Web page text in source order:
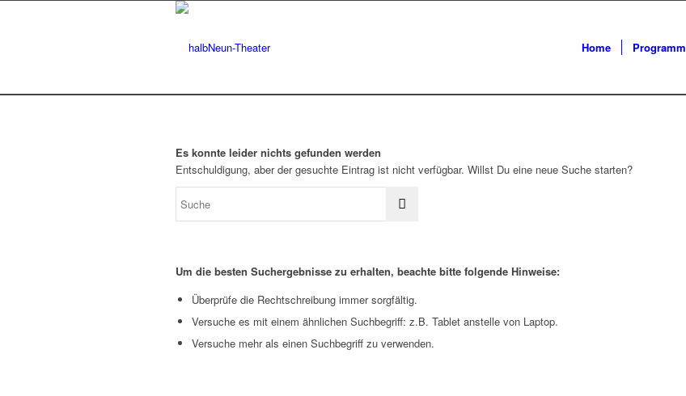
Home Programm
Es konnte leider nichts gefunden werden
Entschuldigung, aber der gesuchte Eintrag ist nicht verfügbar. Willst Du eine neue Suche starten?
Um die besten Suchergebnisse zu erhalten, beachte bitte folgende Hinweise:
Überprüfe die Rechtschreibung immer sorgfältig.
Versuche es mit einem ähnlichen Suchbegriff: z.B. Tablet anstelle von Laptop.
Versuche mehr als einen Suchbegriff zu verwenden.